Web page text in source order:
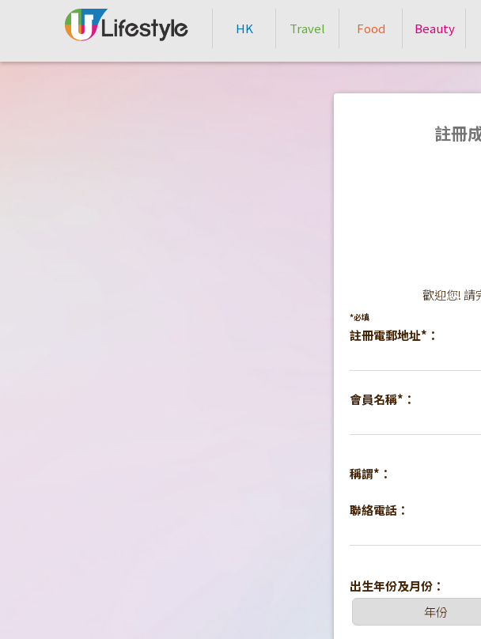
HK Travel Food Beauty
註冊
歡迎您! 請
*必填
註冊電郵地址*：
會員名稱*：
稱謂*：
聯絡電話：
出生年份及月份：